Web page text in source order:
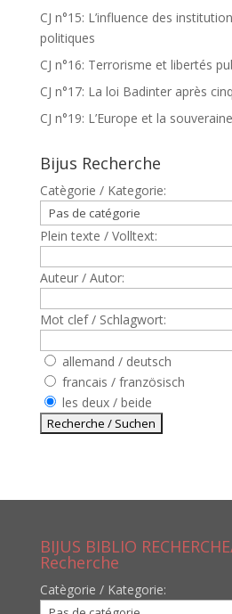
CJ n°15: L’influence des
politiques
CJ n°16: Terrorisme et libertés
CJ n°17: La loi Badinter après
CJ n°19: L’Europe et la
Bijus Recherche
Catègorie / Kategorie:
Plein texte / Volltext:
Auteur / Autor:
Mot clef / Schlagwort:
allemand / deutsch
francais / französisch
les deux / beide
BIJUS BIBLIO
Recherche
Catègorie / Kategorie: